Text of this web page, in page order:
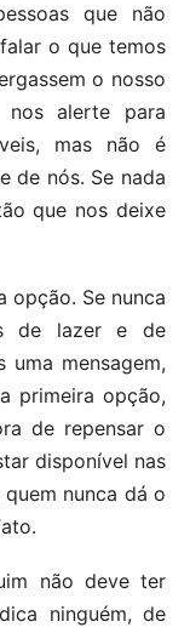
que não
o que temos
o nosso
nos alerte para
mas não é
de nós. Se nada
que nos deixe
opção. Se nunca
de lazer e de
uma mensagem,
primeira opção,
de repensar o
disponível nas
nunca dá o
não deve ter
ninguém, de